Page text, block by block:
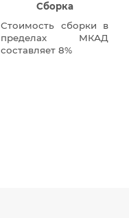
Сборка
Стоимость сборки в
пределах МКАД
составляет 8%